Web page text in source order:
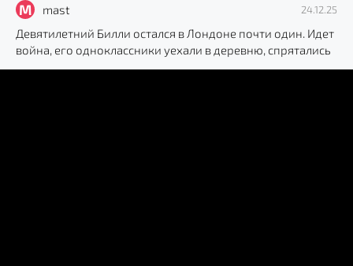
M mast 24.12.25
Девятилетний Билли остался в Лондоне почти один. Идет
война, его одноклассники уехали в деревню, спрятались
НАДЕЖДА И СЛАВА